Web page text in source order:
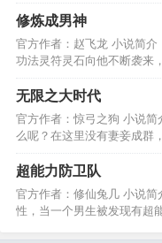
修炼成男神
官方作者：赵飞龙 小说简
功法灵符灵石向他不断袭来
那人却在灯火阑珊处。…
无限之大时代
官方作者：惊弓之狗 小说
么呢？在这里没有妻妾成群
是生是死？你来决定！…
超能力防卫队
官方作者：修仙兔几 小说
性，当一个男生被发现有超